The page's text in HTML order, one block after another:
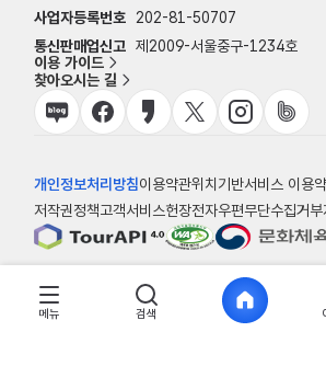
사업자등록번호
202-81-50707
통신판매업신고 제2009-서울중구-1234호
이용 가이드
찾아오시는 길
개인정보처리방침이용약관위치기반서비스 이용
저작권정책고객서비스헌장전자우편무단수집거부
© 한국관광공사
메뉴 검색